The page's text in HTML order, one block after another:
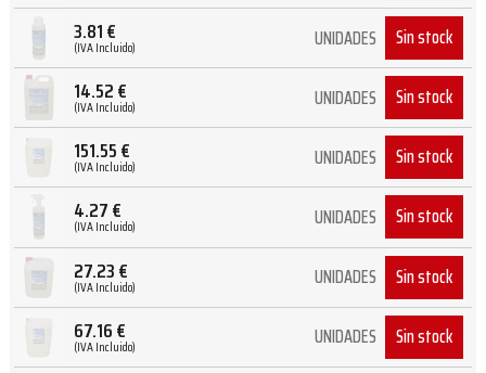
3.81€
(IVA Incluido) UNIDADES Sin stock
14.52€
(IVA Incluido) UNIDADES Sin stock
151.55€
(IVA Incluido) UNIDADES Sin stock
4.27€
(IVA Incluido) UNIDADES Sin stock
27.23€
(IVA Incluido) UNIDADES Sin stock
67.16€
(IVA Incluido) UNIDADES Sin stock